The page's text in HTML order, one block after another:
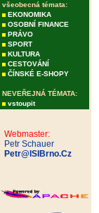
všeobecná témata:
EKONOMIKA
OSOBNÍ FINANCE
PRÁVO
SPORT
KULTURA
CESTOVÁNÍ
ČÍNSKÉ E-SHOPY
NEVEŘEJNÁ TÉMATA:
vstoupit
Webmaster:
Petr Schauer
Petr@ISIBrno.Cz